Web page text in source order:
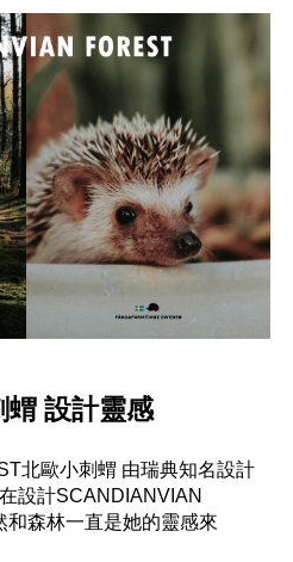
蝟 設計靈感
北歐小刺蝟 由瑞典知名設計
設計SCANDIANVIAN
和森林一直是她的靈感來